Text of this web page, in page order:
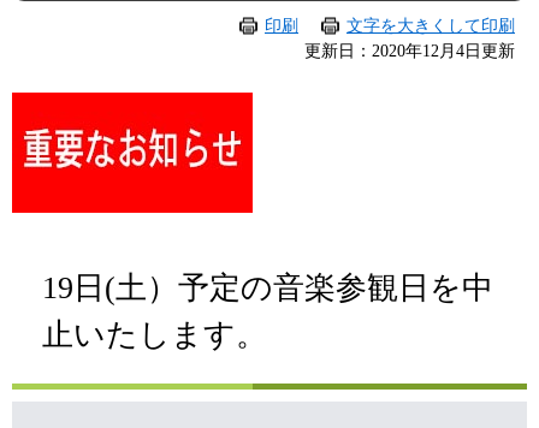
印刷
文字を大きくして印刷
更新日：2020年12月4日更新
19日(土）予定の音楽参観日を中
止いたします。